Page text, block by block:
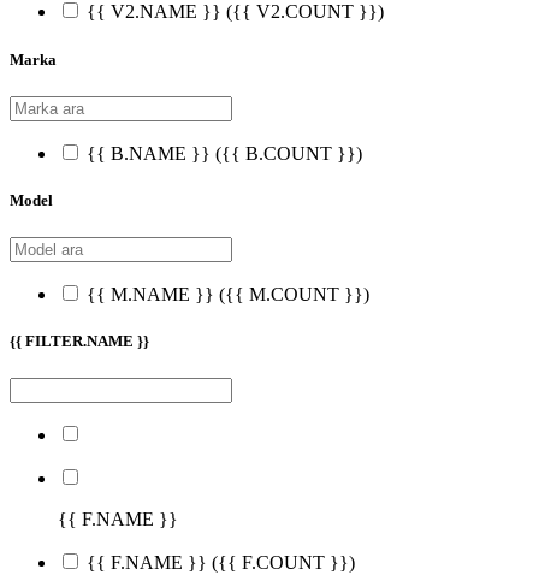
{{ V2.NAME }} ({{ V2.COUNT }})
Marka
{{ B.NAME }} ({{ B.COUNT }})
Model
{{ M.NAME }} ({{ M.COUNT }})
{{ FILTER.NAME }}
{{ F.NAME }}
{{ F.NAME }} ({{ F.COUNT }})